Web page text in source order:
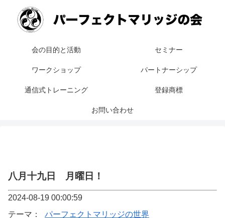
会の目的と活動 セミナー
ワークショップ パートナーシップ
通信式トレーニング 登録商標
お問い合わせ
八月十九日 月曜日！
2024-08-19 00:00:59
テーマ：
パーフェクトマリッジの世界